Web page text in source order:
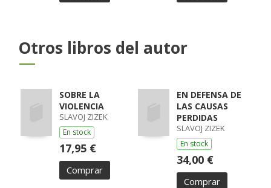
Otros libros del autor
SOBRE LA
VIOLENCIA
SLAVOJ ZIZEK
En stock
17,95 €
Comprar
EN DEFENSA DE
LAS CAUSAS
PERDIDAS
SLAVOJ ZIZEK
En stock
34,00 €
Comprar